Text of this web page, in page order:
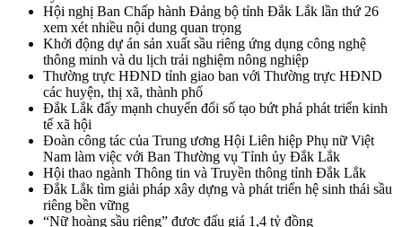
Hội nghị Ban Chấp hành Đảng bộ tỉnh Đắk Lắk lần thứ 26
xem xét nhiều nội dung quan trọng
Khởi động dự án sản xuất sầu riêng ứng dụng công nghệ
thông minh và du lịch trải nghiệm nông nghiệp
Thường trực HĐND tỉnh giao ban với Thường trực HĐND
các huyện, thị xã, thành phố
Đắk Lắk đẩy mạnh chuyển đổi số tạo bứt phá phát triển kinh
tế xã hội
Đoàn công tác của Trung ương Hội Liên hiệp Phụ nữ Việt
Nam làm việc với Ban Thường vụ Tỉnh ủy Đắk Lắk
Hội thao ngành Thông tin và Truyền thông tỉnh Đắk Lắk
Đắk Lắk tìm giải pháp xây dựng và phát triển hệ sinh thái sầu
riêng bền vững
“Nữ hoàng sầu riêng” được đấu giá 1,4 tỷ đồng